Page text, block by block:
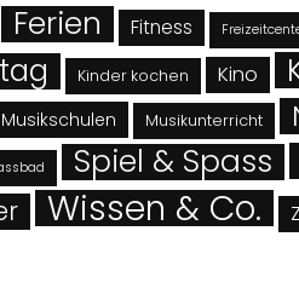
Ferien Fitness
Kinder kochen Kino
Musikschulen Musikunterricht
Spiel & Spass
Wissen & Co.